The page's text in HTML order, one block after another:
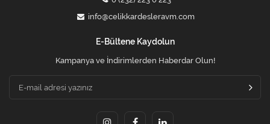
info@celikkardesleravm.com
E-Bültene Kaydolun
Kampanya ve İndirimlerden Haberdar Olun!